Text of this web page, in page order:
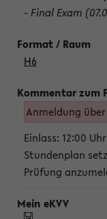
- Final Exam
H6
Anmeldung über
Einlass: 12:00
Stundenplan
Prüfung